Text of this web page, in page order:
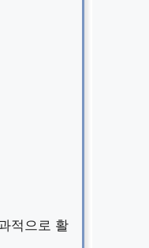
적으로 활